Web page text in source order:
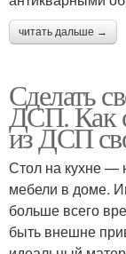
читать дальше →
Сделать
ДСП. Как
из ДСП
Стол на кухне —
мебели в доме.
больше всего
быть внешне